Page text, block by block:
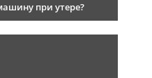
при утере?